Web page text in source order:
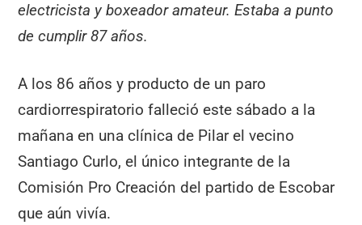
electricista y boxeador amateur. Estaba a punto
de cumplir 87 años.
A los 86 años y producto de un paro
cardiorrespiratorio falleció este sábado a la
mañana en una clínica de Pilar el vecino
Santiago Curlo, el único integrante de la
Comisión Pro Creación del partido de Escobar
que aún vivía.